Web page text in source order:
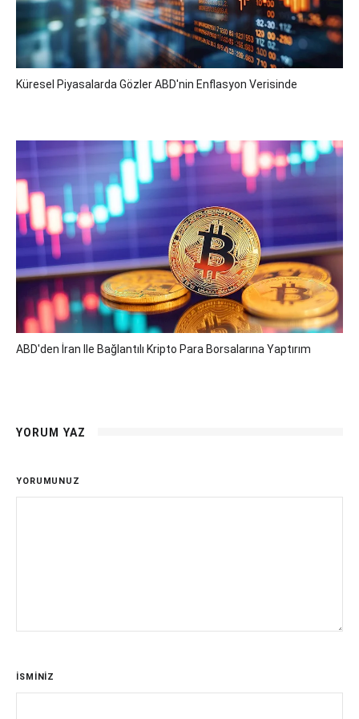
Küresel Piyasalarda Gözler ABD'nin Enflasyon Verisinde
ABD'den İran Ile Bağlantılı Kripto Para Borsalarına Yaptırım
YORUM YAZ
YORUMUNUZ
İSMİNİZ